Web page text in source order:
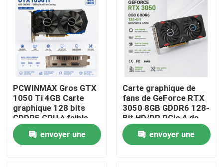
Maison
Produits
PCWINMAX Gros GTX
1050 Ti 4GB Carte
graphique 128 bits
GDDR5 GPU à faible
puissance avec sortie
HD DP DVI pour
ordinateur de bureau
envoyer une
Carte graphique de
fans de GeForce RTX
3050 8GB GDDR6 128-
Bit HD/DP PCIe 4 de
jeu de PCWINMAX
double pour le jeu de
PC
envoyer une